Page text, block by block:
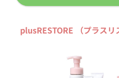
plusRESTORE （プラスリ